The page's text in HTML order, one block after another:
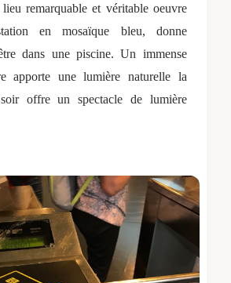
remarquable et véritable oeuvre
en mosaïque bleu, donne
dans une piscine. Un immense
apporte une lumière naturelle la
offre un spectacle de lumière